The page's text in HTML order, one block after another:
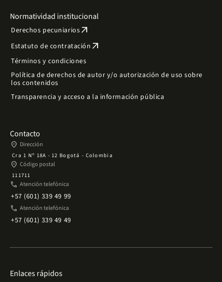
Normatividad institucional
Derechos pecuniariosarrow_outward
Estatuto de contratación arrow_outward
Términos y condiciones
Política de derechos de autor y/o autorización de uso sobre
los contenidos
Transparencia y acceso a la información pública
Contacto
place Dirección
Cra 1 Nº 18A - 12 Bogotá - Colombia
place Código postal
111711
phone Atención telefónica
+57 (601) 339 49 99
phone Atención telefónica
+57 (601) 339 49 49
Enlaces rápidos